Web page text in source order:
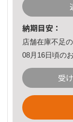
納期目安：
店舗在庫不足
08月16日頃の
受